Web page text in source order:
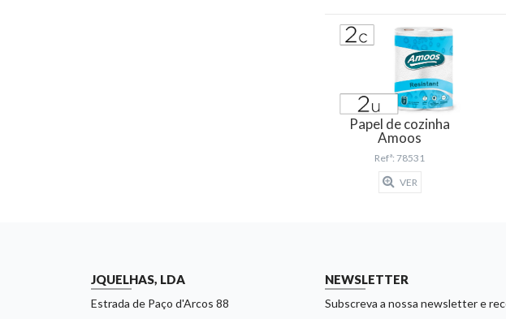
Papel de cozinha
Amoos
Refª: 78531
VER
JQUELHAS, LDA
Estrada de Paço d'Arcos 88
NEWSLETTER
Subscreva a nossa newsletter e